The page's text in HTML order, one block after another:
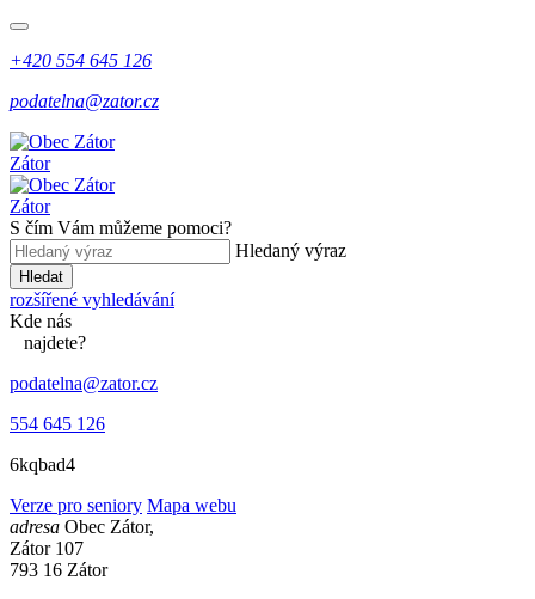
+420 554 645 126
podatelna@zator.cz
Zátor
Zátor
S čím Vám můžeme pomoci?
Hledaný výraz
Hledat
rozšířené vyhledávání
Kde nás
najdete?
podatelna@zator.cz
554 645 126
6kqbad4
Verze pro seniory Mapa webu
adresa Obec Zátor,
Zátor 107
793 16 Zátor